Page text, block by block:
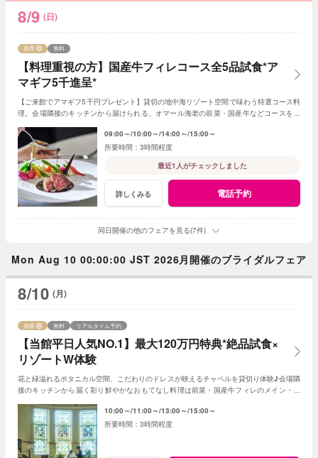
8/9 (日)
【料理重視の方】国産牛フィレコース全5品試食*ア
マギフ5千進呈*
残席 無料
【ご来館でアマギフ5千円プレゼント】貸切の地中海リゾート空間で味わう特選コース料
理。会場隣接のキッチンから届けられる、オマール海老の前菜・国産牛などコースをゲ
09:00～ 10:00～ 14:00～ 15:00～
3時間程度
最近1人がチェックしました
詳しくみる 電話予約
同日開催の他のフェアを見る(7件)
Mon Aug 10 00:00:00 JST 2026月開催のブライダルフェア
8/10 (月)
【当館平日人気NO.1】最大120万円特典*絶品試食×
リゾートW体験
残席 無料 リアルタイム予約
花と緑溢れるボタニカル空間、こだわりのドレスが映えるチャペルを貸切り体験♪会場隣
接のキッチンから届く彩り鮮やかなおもてなし料理は前菜・国産牛フィレのメイン・デ
10:00～ 11:00～ 13:00～ 15:00～
3時間程度